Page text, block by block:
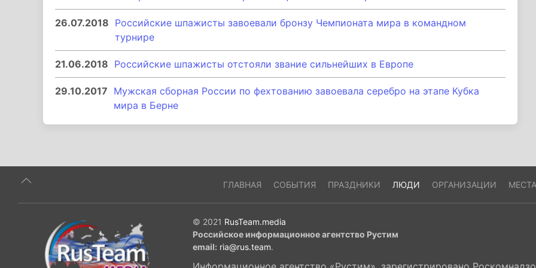
26.07.2018 Российские шпажисты завоевали бронзу Чемпионата мира в командном
турнире
21.06.2018 Российские шпажисты отстояли звание сильнейших в Европе
29.10.2017 Мужская сборная России по фехтованию завоевала серебро на этапе Кубка
мира в Берне
ГЛАВНАЯ СОБЫТИЯ ПРАЗДНИКИ ЛЮДИ ОРГАНИЗАЦИИ МЕСТА
© 2021 RusTeam.media
Российское информационное агентство Рустим
email: ria@rus.team.